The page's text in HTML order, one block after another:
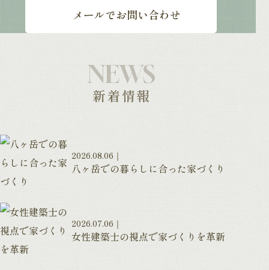
メールでお問い合わせ
NEWS
新着情報
2026.08.06
八ヶ岳での暮らしに合った家づくり
2026.07.06
女性建築士の視点で家づくりを革新